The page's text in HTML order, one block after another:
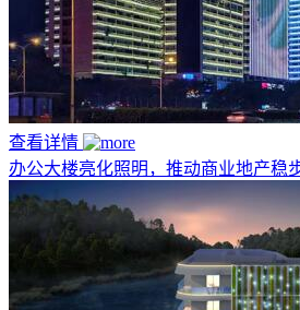
查看详情
办公大楼亮化照明，推动商业地产稳